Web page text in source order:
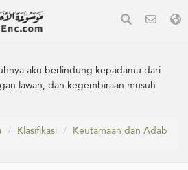
aku berlindung kepadamu dari
lawan, dan kegembiraan musuh
Klasifikasi Keutamaan dan Adab